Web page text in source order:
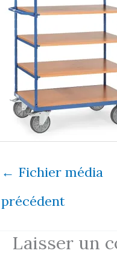
← Fichier média
précédent
Laisser un